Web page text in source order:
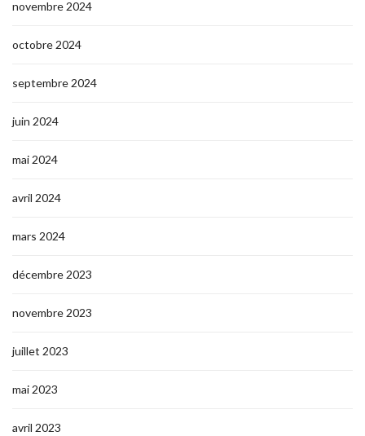
novembre 2024
octobre 2024
septembre 2024
juin 2024
mai 2024
avril 2024
mars 2024
décembre 2023
novembre 2023
juillet 2023
mai 2023
avril 2023